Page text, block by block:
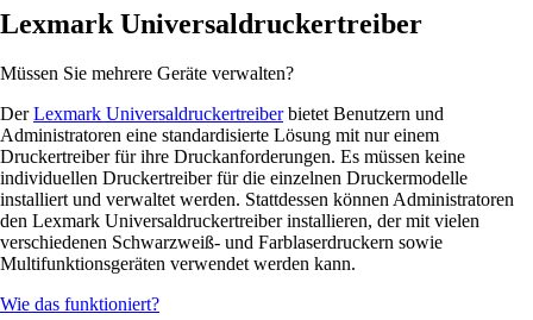
Lexmark Universaldruckertreiber
Müssen Sie mehrere Geräte verwalten?
DerLexmark Universaldruckertreiberbietet Benutzern und
Administratoren eine standardisierte Lösung mit nur einem
Druckertreiber für ihre Druckanforderungen. Es müssen keine
individuellen Druckertreiber für die einzelnen Druckermodelle
installiert und verwaltet werden. Stattdessen können Administratoren
den Lexmark Universaldruckertreiber installieren, der mit vielen
verschiedenen Schwarzweiß- und Farblaserdruckern sowie
Multifunktionsgeräten verwendet werden kann.
Wie das funktioniert?